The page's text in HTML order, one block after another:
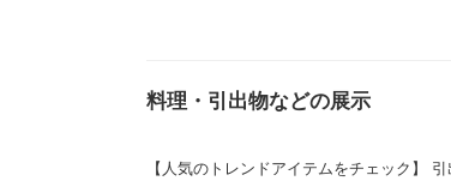
料理・引出物などの展示
【人気のトレンドアイテムをチェック】